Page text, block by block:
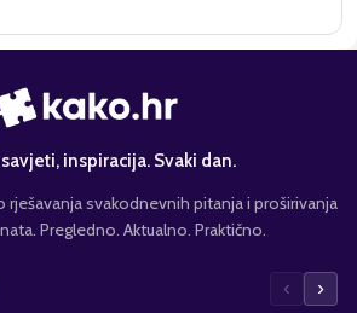
inspiracija. Svaki dan.
svakodnevnih pitanja i proširivanja
Pregledno. Aktualno. Praktično.
‹ ›